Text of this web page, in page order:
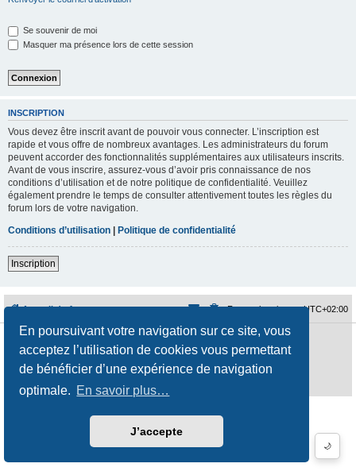
En poursuivant votre navigation sur ce site, vous
acceptez l’utilisation de cookies vous permettant
de bénéficier d’une expérience de navigation
optimale. En savoir plus…
J’accepte
🌙
Se souvenir de moi
Masquer ma présence lors de cette session
INSCRIPTION
Vous devez être inscrit avant de pouvoir vous connecter. L’inscription est
rapide et vous offre de nombreux avantages. Les administrateurs du forum
peuvent accorder des fonctionnalités supplémentaires aux utilisateurs inscrits.
Avant de vous inscrire, assurez-vous d’avoir pris connaissance de nos
conditions d’utilisation et de notre politique de confidentialité. Veuillez
également prendre le temps de consulter attentivement toutes les règles du
forum lors de votre navigation.
Conditions d’utilisation | Politique de confidentialité
Inscription
Accueil du forum Fuseau horaire surUTC+02:00
Développé par phpBB ® Forum Software © phpBB Limited
Traduction française officielle©Qiaeru
Stylejeremiemeunierpar ©Fred Rimbert